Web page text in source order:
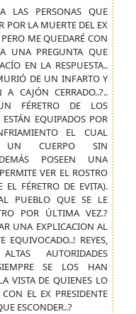
LAS PERSONAS QUE
POR LA MUERTE DEL EX
ME QUEDARÉ CON
UNA PREGUNTA QUE
EN LA RESPUESTA..
DE UN INFARTO Y
CAJÓN CERRADO..?..
FÉRETRO DE LOS
EQUIPADOS POR
EL CUAL
UN CUERPO SIN
POSEEN UNA
VER EL ROSTRO
FÉRETRO DE EVITA).
PUEBLO QUE SE LE
POR ÚLTIMA VEZ.?
UNA EXPLICACION AL
EQUIVOCADO..! REYES,
AUTORIDADES
SE LOS HAN
VISTA DE QUIENES LO
EL EX PRESIDENTE
ESCONDER..?